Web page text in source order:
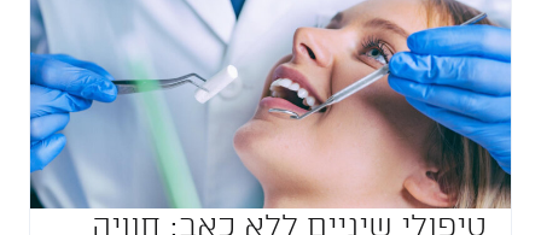
טיפולי שיניים ללא כאב: חוויה